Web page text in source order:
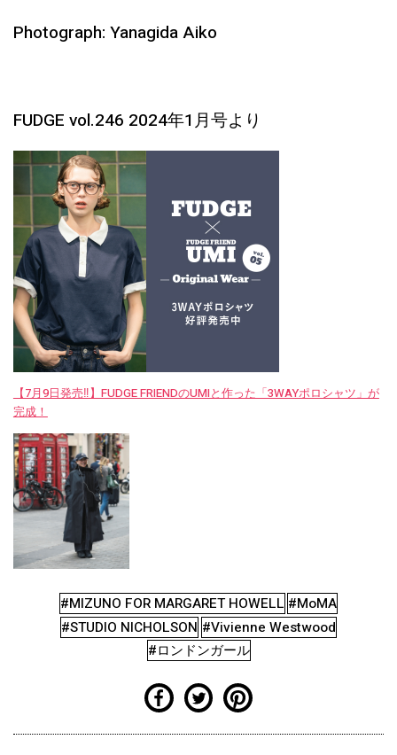
Photograph: Yanagida Aiko
FUDGE vol.246 2024年1月号より
【7月9日発売‼︎】FUDGE FRIENDのUMIと作った「3WAYポロシャツ」が
完成！
#MIZUNO FOR MARGARET HOWELL #MoMA
#STUDIO NICHOLSON #Vivienne Westwood
#ロンドンガール